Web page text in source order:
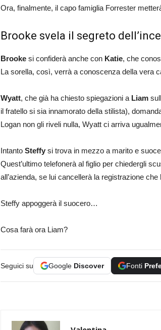
Ora, finalmente, il capo famiglia Forrester
Brooke svela il segreto
Brooke si confiderà anche con Katie, che
La sorella, così, verrà a conoscenza della vera
Wyatt, che già ha chiesto spiegazioni a Liam
il fratello si sia innamorato della stilista),
Logan non gli riveli nulla, Wyatt ci arriva
Intanto Steffy si trova in mezzo a marito e
Quest’ultimo telefonerà al figlio per chiedergli
all’azienda, se lui cancellerà la registrazione
Steffy appoggerà il suocero…
Cosa farà ora Liam?
Seguici su Google Discover Fonti